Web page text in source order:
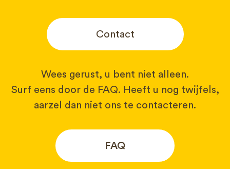
Contact
Wees gerust, u bent niet alleen.
Surf eens door de FAQ. Heeft u nog twijfels,
aarzel dan niet ons te contacteren.
FAQ